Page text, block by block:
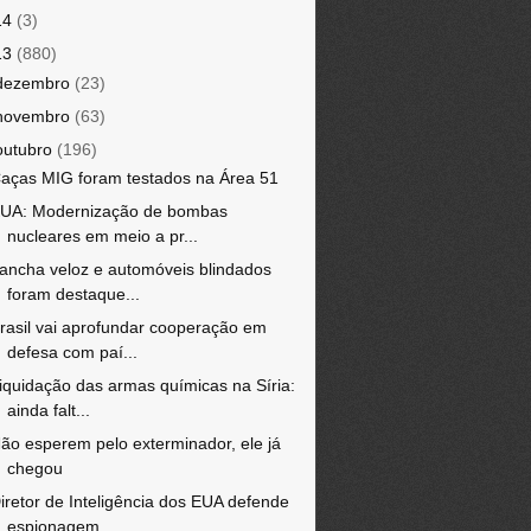
(3)
(880)
(23)
(63)
(196)
MIG foram testados na Área 51
Modernização de bombas
nucleares em meio a pr...
veloz e automóveis blindados
foram destaque...
vai aprofundar cooperação em
defesa com paí...
das armas químicas na Síria:
ainda falt...
esperem pelo exterminador, ele já
chegou
de Inteligência dos EUA defende
espionagem...